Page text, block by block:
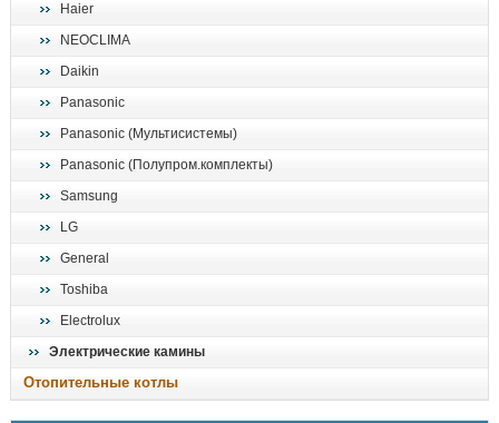
Haier
NEOCLIMA
Daikin
Panasonic
Panasonic (Мультисистемы)
Panasonic (Полупром.комплекты)
Samsung
LG
General
Toshiba
Electrolux
Электрические камины
Отопительные котлы